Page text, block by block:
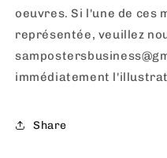
oeuvres. Si l'une de ces
représentée, veuillez
immédiatement
Share